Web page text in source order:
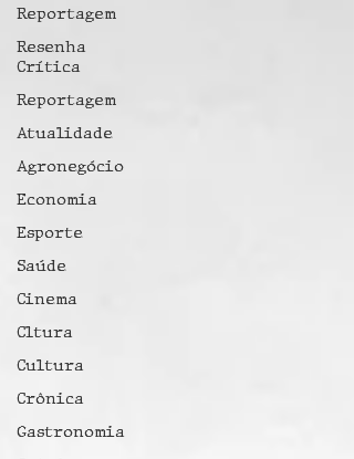
Reportagem
Resenha
Crítica
Reportagem
Atualidade
Agronegócio
Economia
Esporte
Saúde
Cinema
Cltura
Cultura
Crônica
Gastronomia